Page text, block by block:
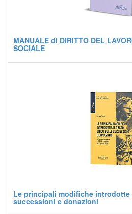
MANUALE di DIRITTO DEL
SOCIALE
Le principali modifiche
successioni e donazioni